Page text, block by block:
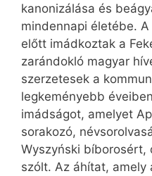
kanonizálása és
mindennapi életébe.
előtt imádkoztak a
zarándokló magyar
szerzetesek a
legkeményebb
imádságot, amelyet
sorakozó,
Wyszyński bíborosért,
szólt. Az áhítat, amely